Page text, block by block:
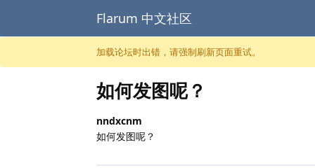
跳至内容
Flarum 中文社区
加载论坛时出错，请强制刷新页面重试。
如何发图呢？
nndxcnm
如何发图呢？